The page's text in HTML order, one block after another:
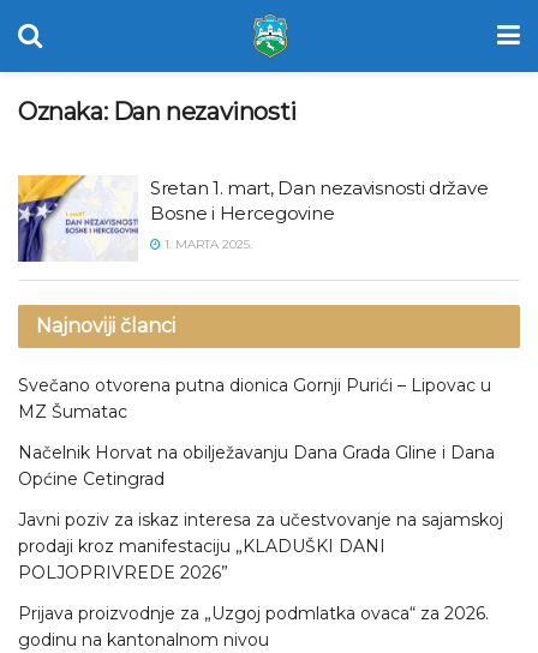
Oznaka: Dan nezavinosti
Sretan 1. mart, Dan nezavisnosti države
Bosne i Hercegovine
1. MARTA 2025.
Najnoviji članci
Svečano otvorena putna dionica Gornji Purići – Lipovac u
MZ Šumatac
Načelnik Horvat na obilježavanju Dana Grada Gline i Dana
Općine Cetingrad
Javni poziv za iskaz interesa za učestvovanje na sajamskoj
prodaji kroz manifestaciju „KLADUŠKI DANI
POLJOPRIVREDE 2026”
Prijava proizvodnje za „Uzgoj podmlatka ovaca“ za 2026.
godinu na kantonalnom nivou